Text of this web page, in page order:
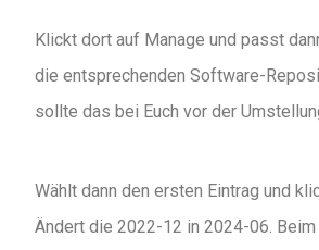
Klickt dort auf Manage und passt
die entsprechenden Software-
sollte das bei Euch vor der
Wählt dann den ersten Eintrag und
Ändert die 2022-12 in 2024-06.